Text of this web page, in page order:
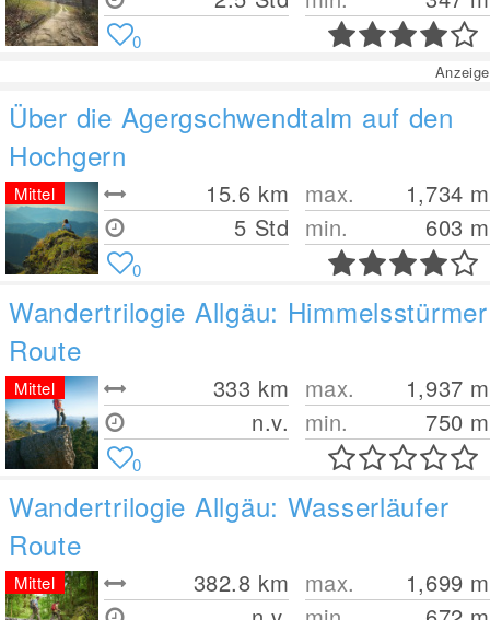
0
Anzeige
Über die Agergschwendtalm auf den
Hochgern
15.6 km
5 Std
max. 1,734 m
min.
603 m
Mittel
0
Wandertrilogie Allgäu: Himmelsstürmer
Route
333 km
n.v.
max. 1,937 m
min.
750 m
Mittel
0
Wandertrilogie Allgäu: Wasserläufer
Route
382.8 km max. 1,699 m
Mittel